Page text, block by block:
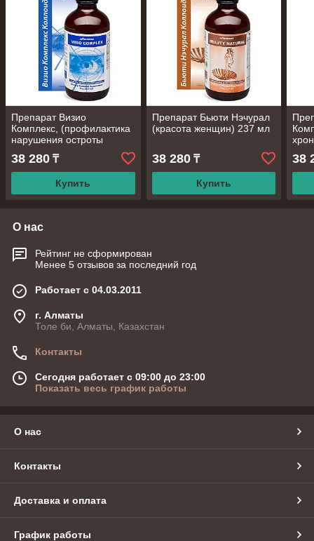
Препарат Визио
Комплекс, (профилактика
нарушения остроты
зрения), 237 мл
38 280 ₸
Купить
Препарат Бьюти Нэчурал
(красота женщин) 237 мл
38 280₸
Купить
мл
38
О нас
Рейтинг не сформирован
Менее 5 отзывов за последний год
Работает с 04.03.2011
г. Алматы
Толе би, Алматы, Казахстан
Контакты
Сегодня работает с 09:00 до 23:00
Показать весь график работы
О нас
Контакты
Доставка и оплата
График работы